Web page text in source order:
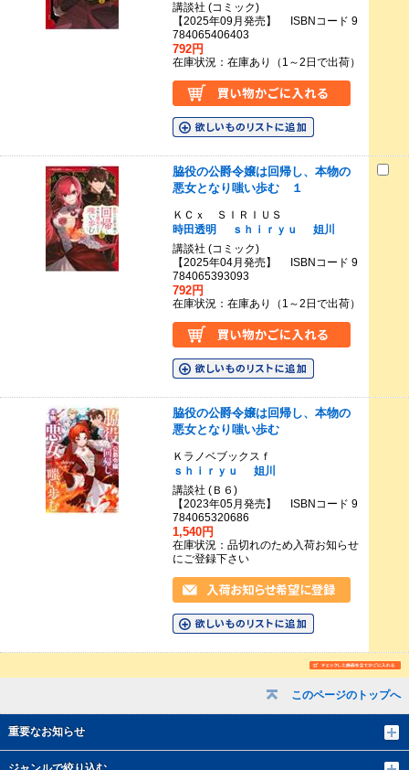
このページのトップへ
重要なお知らせ
講談社 (コミック)
【2025年09月発売】 ISBNコード 9
784065406403
792円
在庫状況：在庫あり（1～2日で出荷）
脇役の公爵令嬢は回帰し、本物の
悪女となり嗤い歩む １
ＫＣｘ ＳＩＲＩＵＳ
時田透明
ｓｈｉｒｙｕ
姐川
講談社 (コミック)
【2025年04月発売】 ISBNコード 9
784065393093
792円
在庫状況：在庫あり（1～2日で出荷）
脇役の公爵令嬢は回帰し、本物の
悪女となり嗤い歩む
Ｋラノベブックスｆ
ｓｈｉｒｙｕ
姐川
講談社 (Ｂ６)
【2023年05月発売】 ISBNコード 9
784065320686
1,540円
在庫状況：品切れのため入荷お知らせ
にご登録下さい